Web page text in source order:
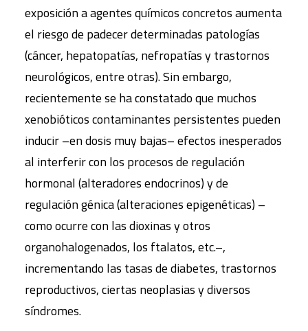
exposición a agentes químicos concretos aumenta
el riesgo de padecer determinadas patologías
(cáncer, hepatopatías, nefropatías y trastornos
neurológicos, entre otras). Sin embargo,
recientemente se ha constatado que muchos
xenobióticos contaminantes persistentes pueden
inducir –en dosis muy bajas– efectos inesperados
al interferir con los procesos de regulación
hormonal (alteradores endocrinos) y de
regulación génica (alteraciones epigenéticas) –
como ocurre con las dioxinas y otros
organohalogenados, los ftalatos, etc.–,
incrementando las tasas de diabetes, trastornos
reproductivos, ciertas neoplasias y diversos
síndromes.